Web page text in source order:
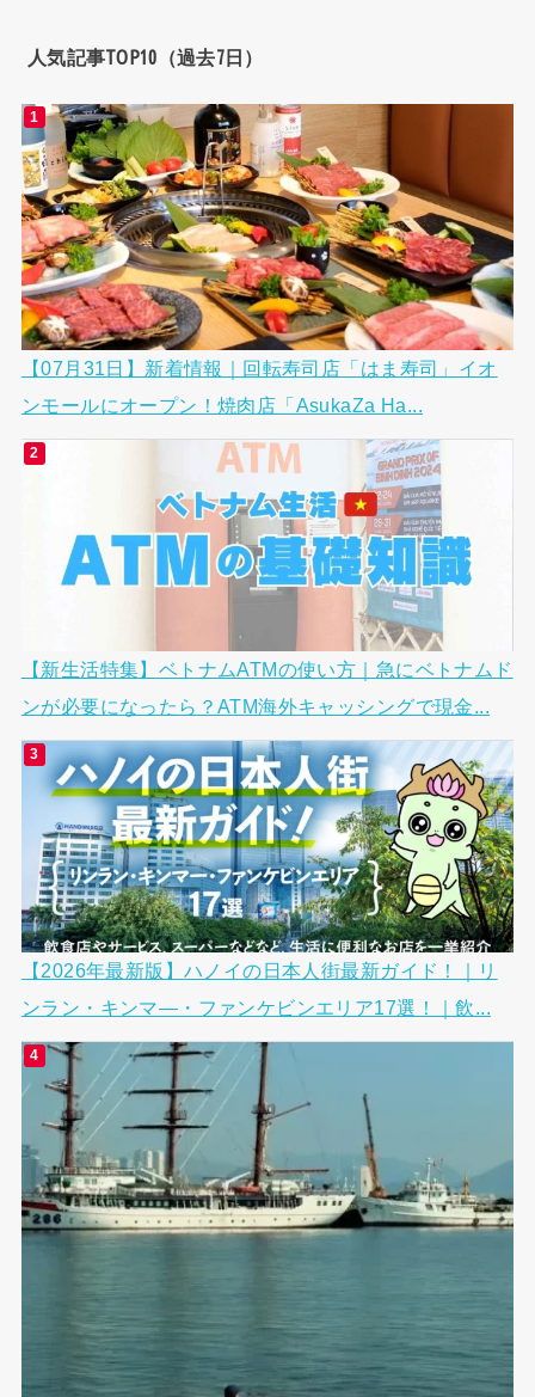
人気記事TOP10（過去7日）
【07月31日】新着情報｜回転寿司店「はま寿司」イオ
ンモールにオープン！焼肉店「AsukaZa Ha...
【新生活特集】ベトナムATMの使い方｜急にベトナムド
ンが必要になったら？ATM海外キャッシングで現金...
【2026年最新版】ハノイの日本人街最新ガイド！｜リ
ンラン・キンマ―・ファンケビンエリア17選！｜飲...